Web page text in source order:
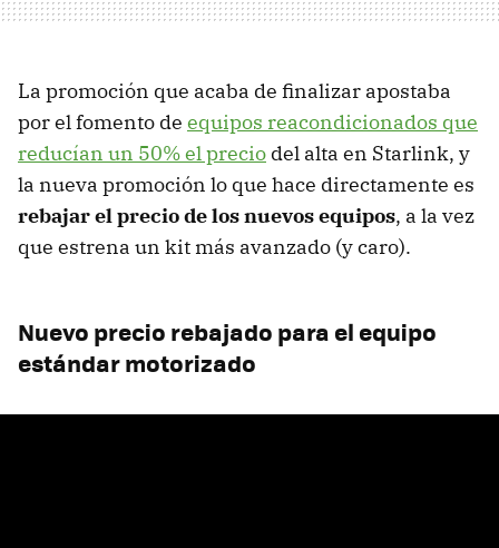
La promoción que acaba de finalizar apostaba
por el fomento de equipos reacondicionados que
reducían un 50% el precio del alta en Starlink, y
la nueva promoción lo que hace directamente es
rebajar el precio de los nuevos equipos, a la vez
que estrena un kit más avanzado (y caro).
Nuevo precio rebajado para el equipo
estándar motorizado